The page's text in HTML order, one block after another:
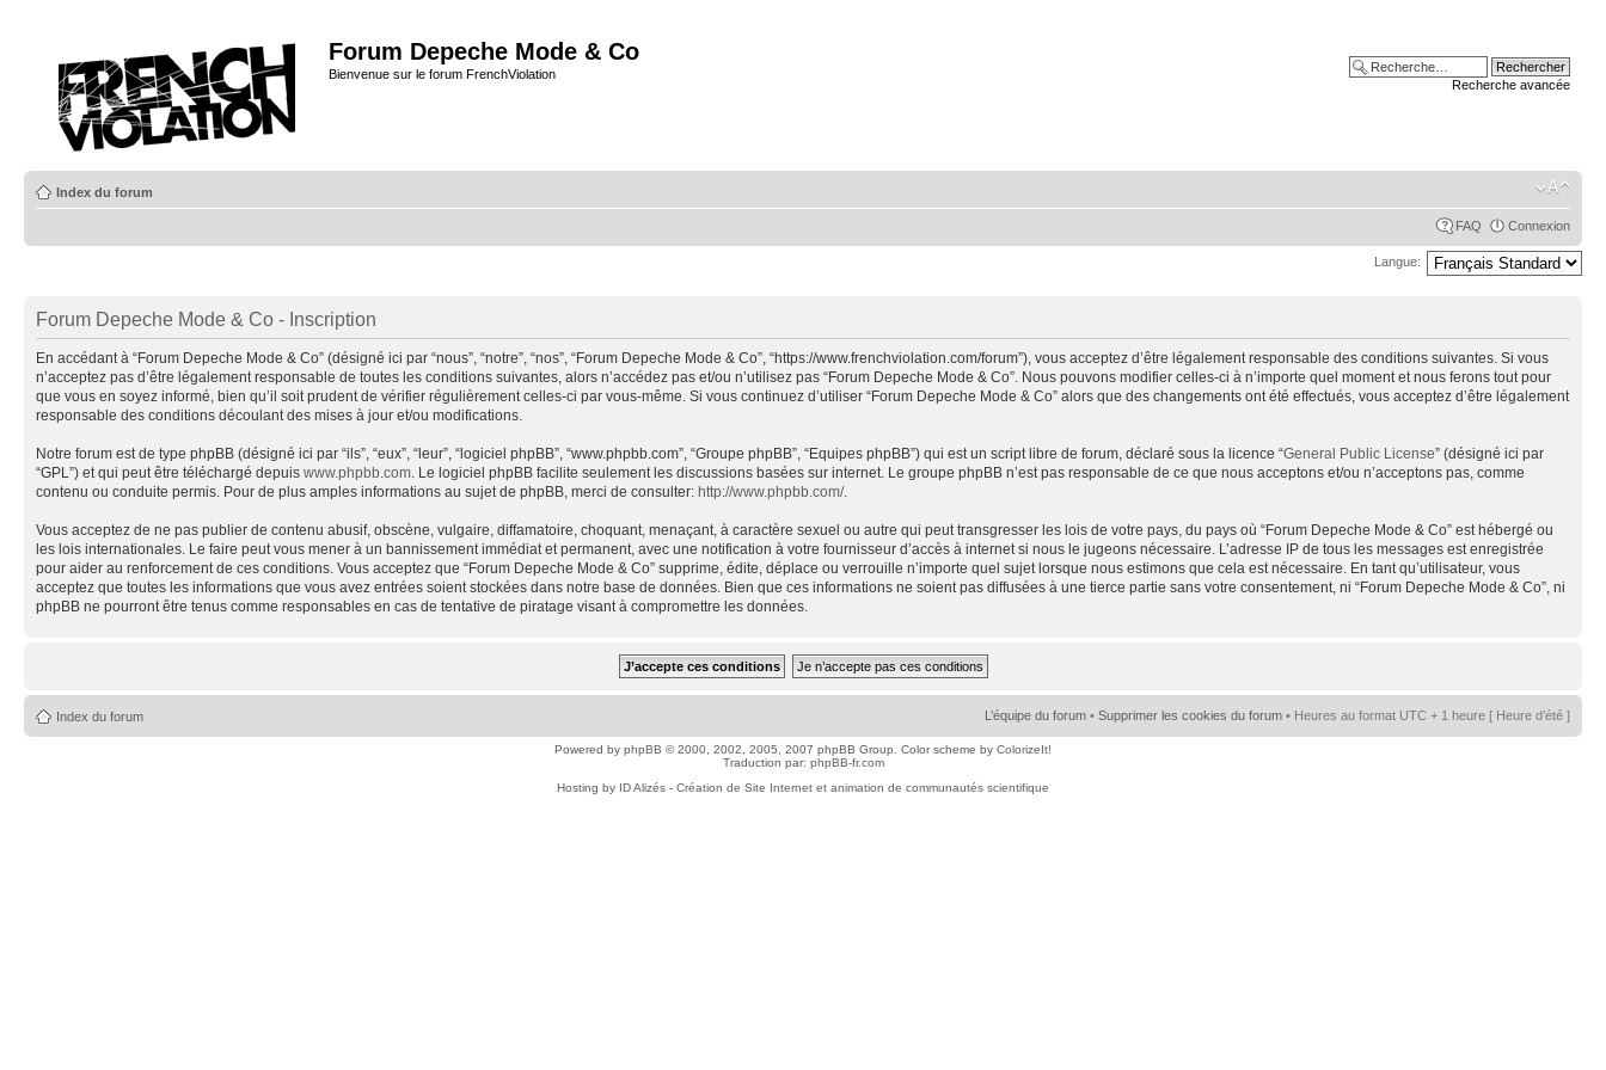
Forum Depeche Mode & Co
Bienvenue sur le forum FrenchViolation
Recherche avancée
Index du forum
FAQ Connexion
Langue:
Forum Depeche Mode & Co - Inscription
En accédant à “Forum Depeche Mode & Co” (désigné ici par “nous”, “notre”, “nos”, “Forum Depeche Mode & Co”, “https://www.frenchviolation.com/forum”), vous acceptez d’être légalement responsable des conditions suivantes. Si vous
n’acceptez pas d’être légalement responsable de toutes les conditions suivantes, alors n’accédez pas et/ou n’utilisez pas “Forum Depeche Mode & Co”. Nous pouvons modifier celles-ci à n’importe quel moment et nous ferons tout pour
que vous en soyez informé, bien qu’il soit prudent de vérifier régulièrement celles-ci par vous-même. Si vous continuez d’utiliser “Forum Depeche Mode & Co” alors que des changements ont été effectués, vous acceptez d’être légalement
responsable des conditions découlant des mises à jour et/ou modifications.
Notre forum est de type phpBB (désigné ici par “ils”, “eux”, “leur”, “logiciel phpBB”, “www.phpbb.com”, “Groupe phpBB”, “Equipes phpBB”) qui est un script libre de forum, déclaré sous la licence “General Public License” (désigné ici par
“GPL”) et qui peut être téléchargé depuis www.phpbb.com . Le logiciel phpBB facilite seulement les discussions basées sur internet. Le groupe phpBB n’est pas responsable de ce que nous acceptons et/ou n’acceptons pas, comme
contenu ou conduite permis. Pour de plus amples informations au sujet de phpBB, merci de consulter: http://www.phpbb.com/.
Vous acceptez de ne pas publier de contenu abusif, obscène, vulgaire, diffamatoire, choquant, menaçant, à caractère sexuel ou autre qui peut transgresser les lois de votre pays, du pays où “Forum Depeche Mode & Co” est hébergé ou
les lois internationales. Le faire peut vous mener à un bannissement immédiat et permanent, avec une notification à votre fournisseur d’accès à internet si nous le jugeons nécessaire. L’adresse IP de tous les messages est enregistrée
pour aider au renforcement de ces conditions. Vous acceptez que “Forum Depeche Mode & Co” supprime, édite, déplace ou verrouille n’importe quel sujet lorsque nous estimons que cela est nécessaire. En tant qu’utilisateur, vous
acceptez que toutes les informations que vous avez entrées soient stockées dans notre base de données. Bien que ces informations ne soient pas diffusées à une tierce partie sans votre consentement, ni “Forum Depeche Mode & Co”, ni
phpBB ne pourront être tenus comme responsables en cas de tentative de piratage visant à compromettre les données.
Index du forum L’équipe du forum • Supprimer les cookies du forum • Heures au format UTC + 1 heure [ Heure d’été ]
Powered by phpBB © 2000, 2002, 2005, 2007 phpBB Group. Color scheme by ColorizeIt!
Traduction par: phpBB-fr.com
Hosting by ID Alizés - Création de Site Internet et animation de communautés scientifique